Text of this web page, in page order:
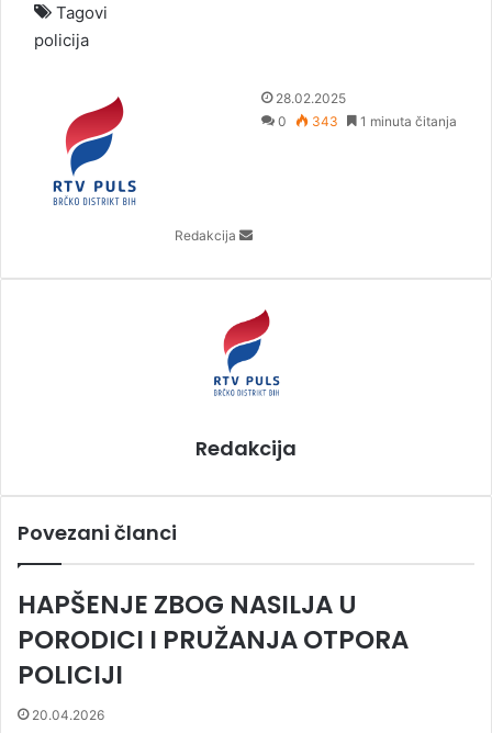
Tagovi
policija
Redakcija
a
28.02.2025
0
343 1 minuta čitanja
Redakcija
Povezani članci
HAPŠENJE ZBOG NASILJA U
PORODICI I PRUŽANJA OTPORA
POLICIJI
20.04.2026